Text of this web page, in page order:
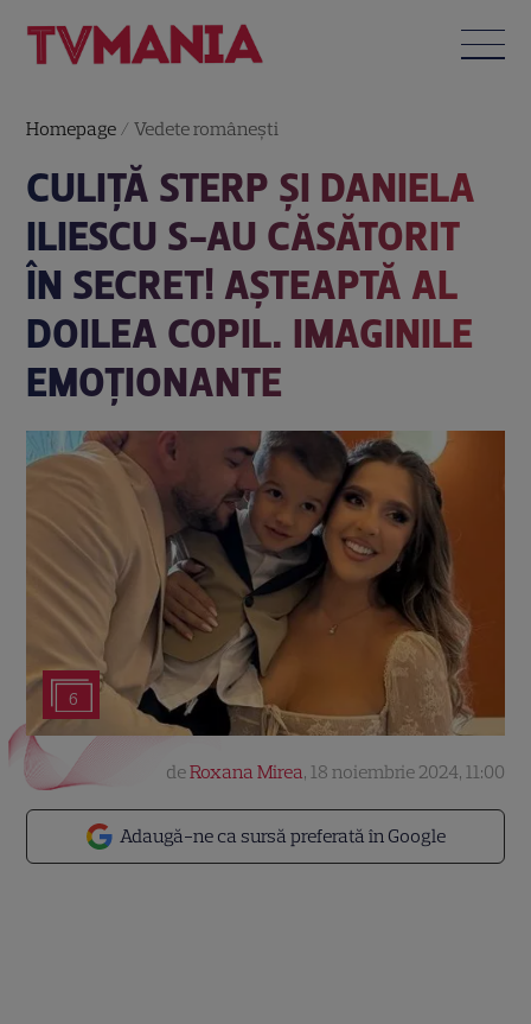
Homepage /Vedete româneşti
CULIȚĂ STERP ȘI DANIELA
ILIESCU S-AU CĂSĂTORIT
ÎN SECRET! AȘTEAPTĂ AL
DOILEA COPIL. IMAGINILE
EMOȚIONANTE
6
Adaugă-ne ca sursă preferată în Google
deRoxana Mirea, 18 noiembrie 2024, 11:00